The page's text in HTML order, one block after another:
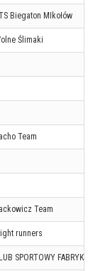
Biegaton MIkołów
Ślimaki
Team
Team
runners
SPORTOWY FABRYKA